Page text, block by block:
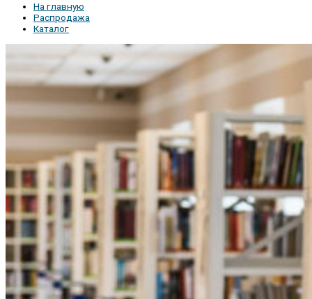
На главную
Распродажа
Каталог